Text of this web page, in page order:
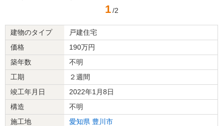
1 /2
建物のタイプ
戸建住宅
価格
190万円
築年数
不明
工期
２週間
竣工年月日
2022年1月8日
構造
不明
施工地
愛知県 豊川市